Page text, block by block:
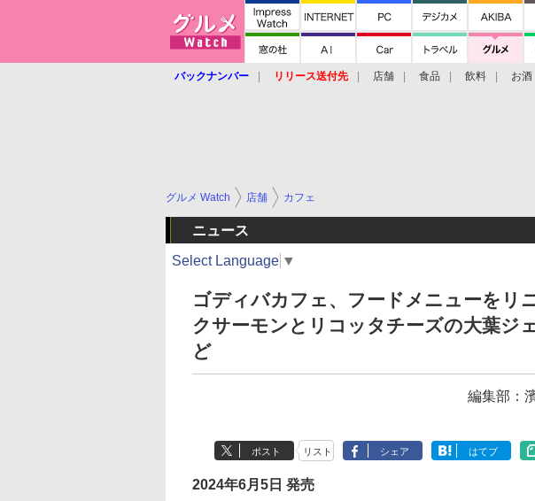
バックナンバー リリース送付先 店舗 食品 飲料 お酒
グルメ Watch 店舗 カフェ
ニュース
Select Language ▼
ゴディバカフェ、フードメニューをリ
クサーモンとリコッタチーズの大葉ジ
ど
編集部：
ポスト リスト シェア はてブ
2024年6月5日 発売